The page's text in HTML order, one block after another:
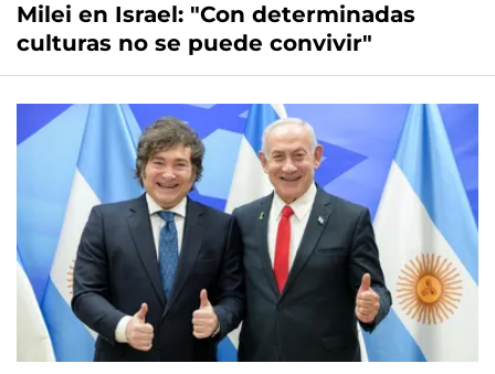
Milei en Israel: "Con determinadas
culturas no se puede convivir"